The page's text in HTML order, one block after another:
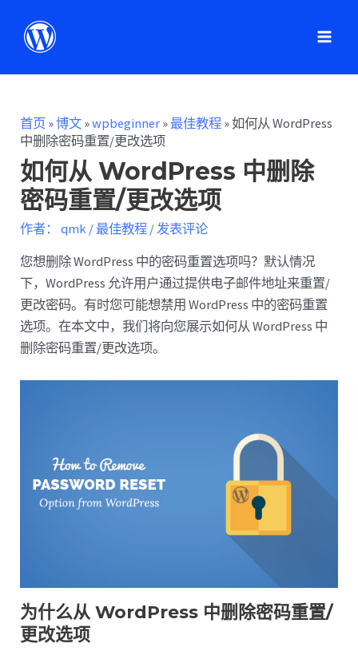
首页 »博文 »wpbeginner »最佳教程 »如何从 WordPress
中删除密码重置/更改选项
如何从 WordPress 中删除
密码重置/更改选项
作者： qmk /最佳教程 /发表评论
您想删除 WordPress 中的密码重置选项吗？默认情况
下，WordPress 允许用户通过提供电子邮件地址来重置/
更改密码。有时您可能想禁用 WordPress 中的密码重置
选项。在本文中，我们将向您展示如何从 WordPress 中
删除密码重置/更改选项。
为什么从 WordPress 中删除密码重置/
更改选项